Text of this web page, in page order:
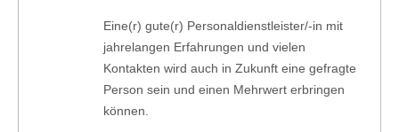
Eine(r) gute(r) Personaldienstleister/-in mit
jahrelangen Erfahrungen und vielen
Kontakten wird auch in Zukunft eine gefragte
Person sein und einen Mehrwert erbringen
können.